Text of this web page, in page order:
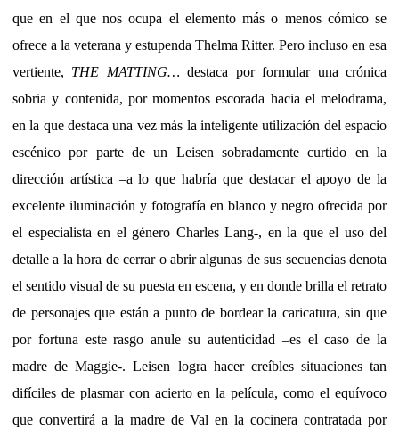
que en el que nos ocupa el elemento más o menos cómico se
ofrece a la veterana y estupenda Thelma Ritter. Pero incluso en esa
vertiente, THE MATTING… destaca por formular una crónica
sobria y contenida, por momentos escorada hacia el melodrama,
en la que destaca una vez más la inteligente utilización del espacio
escénico por parte de un Leisen sobradamente curtido en la
dirección artística –a lo que habría que destacar el apoyo de la
excelente iluminación y fotografía en blanco y negro ofrecida por
el especialista en el género Charles Lang-, en la que el uso del
detalle a la hora de cerrar o abrir algunas de sus secuencias denota
el sentido visual de su puesta en escena, y en donde brilla el retrato
de personajes que están a punto de bordear la caricatura, sin que
por fortuna este rasgo anule su autenticidad –es el caso de la
madre de Maggie-. Leisen logra hacer creíbles situaciones tan
difíciles de plasmar con acierto en la película, como el equívoco
que convertirá a la madre de Val en la cocinera contratada por